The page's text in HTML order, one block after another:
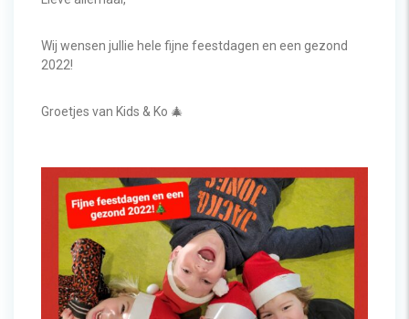
Wij wensen jullie hele fijne feestdagen en een gezond
2022!
Groetjes van Kids & Ko 🎄